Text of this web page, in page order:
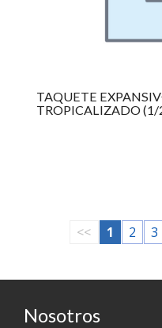
TAQUETE
TROPICALIZADO (1/
<< 1 2 3
Nosotros